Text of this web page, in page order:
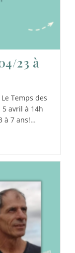
23 à
Temps des
5 avril à 14h
à 7 ans!…